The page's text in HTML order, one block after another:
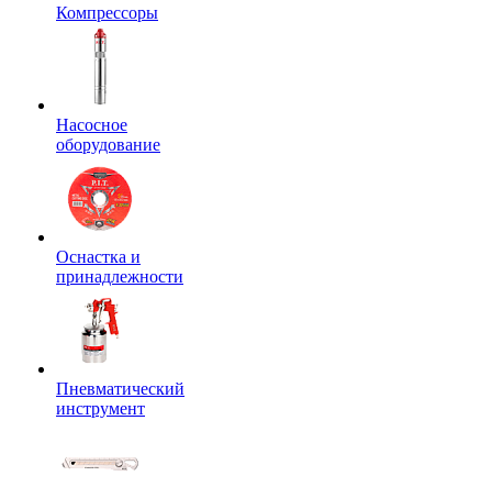
Компрессоры
Насосное
оборудование
Оснастка и
принадлежности
Пневматический
инструмент